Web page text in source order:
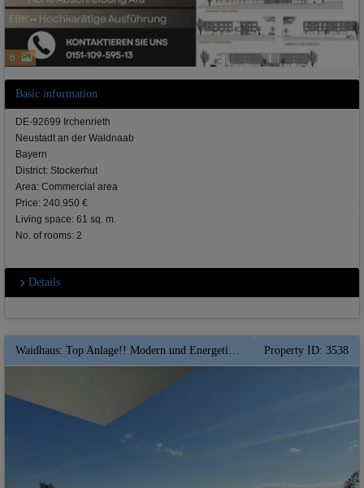
6
Basic information
DE-92699 Irchenrieth
Neustadt an der Waldnaab
Bayern
District: Stockerhut
Area: Commercial area
Price: 240.950 €
Living space: 61 sq. m.
No. of rooms: 2
Details
Property ID: 3538